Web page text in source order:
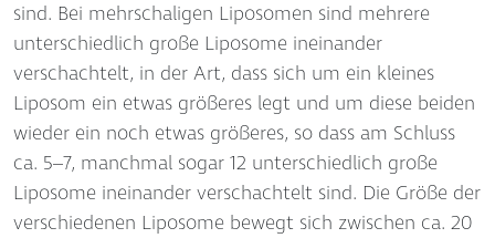
sind. Bei mehrschaligen Liposomen sind mehrere
unterschiedlich große Liposome ineinander
verschachtelt, in der Art, dass sich um ein kleines
Liposom ein etwas größeres legt und um diese beiden
wieder ein noch etwas größeres, so dass am Schluss
ca. 5–7, manchmal sogar 12 unterschiedlich große
Liposome ineinander verschachtelt sind. Die Größe der
verschiedenen Liposome bewegt sich zwischen ca. 20